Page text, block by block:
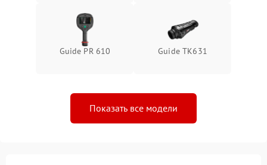
Guide PR 610 Guide TK631
Показать все модели